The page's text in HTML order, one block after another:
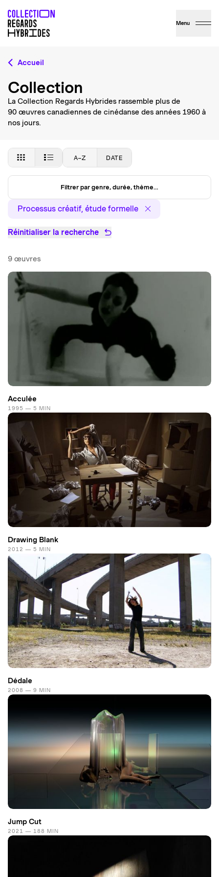
Menu
Accueil
Collection
La Collection Regards Hybrides rassemble plus de
90 œuvres canadiennes de cinédanse des années 1960 à
nos jours.
A–Z DATE
Filtrer par genre, durée, thème…
Processus créatif, étude formelle
Réinitialiser la recherche
9 œuvres
Acculée
1995 — 5 MIN
Drawing Blank
2012 — 5 MIN
Dédale
2008 — 9 MIN
Jump Cut
2021 — 188 MIN